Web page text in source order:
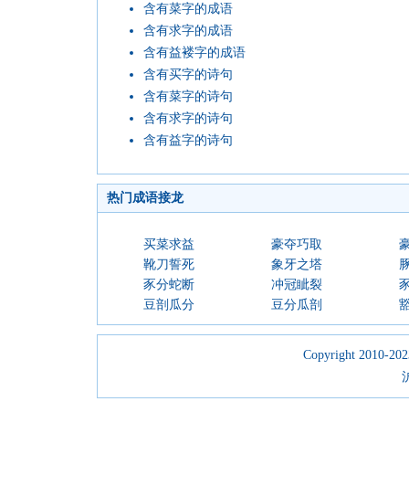
含有菜字的成语
含有求字的成语
含有益褛字的成语
含有买字的诗句
含有菜字的诗句
含有求字的诗句
含有益字的诗句
热门成语接龙
买菜求益 豪夺巧取
靴刀誓死
象牙之塔
豕分蛇断
冲冠眦裂
豆剖瓜分
豆分瓜剖
Copyright 2010-